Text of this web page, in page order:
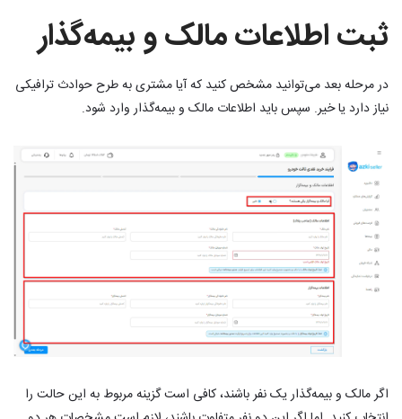
ثبت اطلاعات مالک و بیمه‌گذار
در مرحله بعد می‌توانید مشخص کنید که آیا مشتری به طرح حوادث ترافیکی
نیاز دارد یا خیر. سپس باید اطلاعات مالک و بیمه‌گذار وارد شود.
اگر مالک و بیمه‌گذار یک نفر باشند، کافی است گزینه مربوط به این حالت را